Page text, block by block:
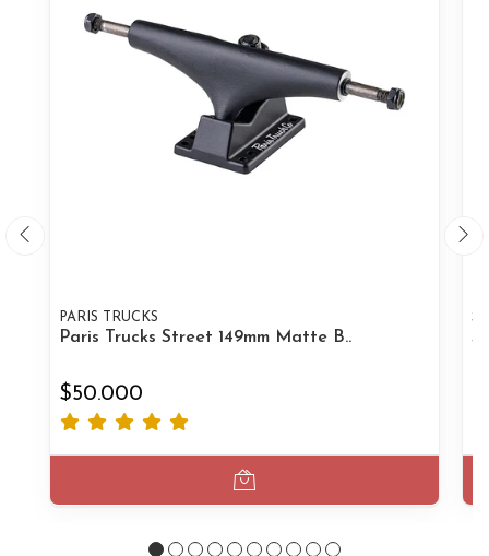
PARIS TRUCKS
Paris Trucks Street 149mm Matte B..
$50.000